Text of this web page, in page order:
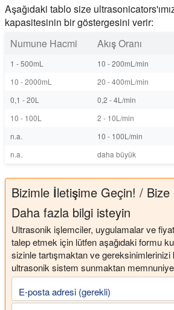
Aşağıdaki tablo size
kapasitesinin bir göstergesini verir:
Numune Hacmi
Akış Oranı
1 - 500mL 10 - 200mL/min
10 - 2000mL
20 - 400mL/min
0,1 - 20L
0,2 - 4L/min
10 - 100L
2 - 10L/min
n.a.
10 - 100L/min
n.a.
daha büyük
Bizimle İletişime Geçin! / Bize
Daha fazla bilgi isteyin
Ultrasonik işlemciler, uygulamalar ve
talep etmek için lütfen aşağıdaki formu
sizinle tartışmaktan ve gereksinimlerinizi
ultrasonik sistem sunmaktan
E-posta adresi (gerekli)